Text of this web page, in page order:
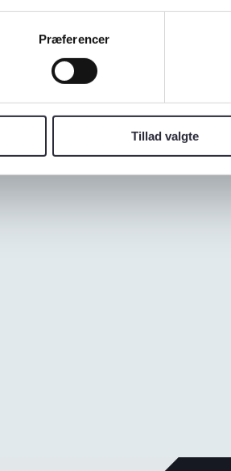
Præferencer
Tillad valgte